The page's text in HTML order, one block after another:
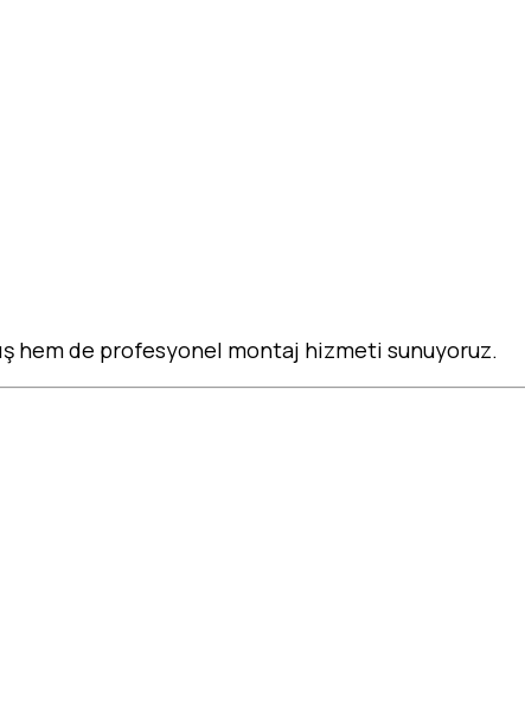
hem de profesyonel montaj hizmeti sunuyoruz.